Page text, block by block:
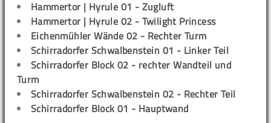
Hammertor | Hyrule 01 - Zugluft
Hammertor | Hyrule 02 - Twilight Princess
Eichenmühler Wände 02 - Rechter Turm
Schirradorfer Schwalbenstein 01 - Linker Teil
Schirradorfer Block 02 - rechter Wandteil und
Turm
Schirradorfer Schwalbenstein 02 - Rechter Teil
Schirradorfer Block 01 - Hauptwand